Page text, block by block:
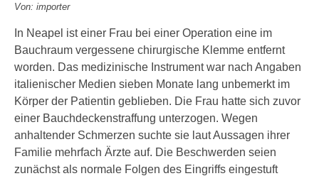
Von: importer
In Neapel ist einer Frau bei einer Operation eine im
Bauchraum vergessene chirurgische Klemme entfernt
worden. Das medizinische Instrument war nach Angaben
italienischer Medien sieben Monate lang unbemerkt im
Körper der Patientin geblieben. Die Frau hatte sich zuvor
einer Bauchdeckenstraffung unterzogen. Wegen
anhaltender Schmerzen suchte sie laut Aussagen ihrer
Familie mehrfach Ärzte auf. Die Beschwerden seien
zunächst als normale Folgen des Eingriffs eingestuft